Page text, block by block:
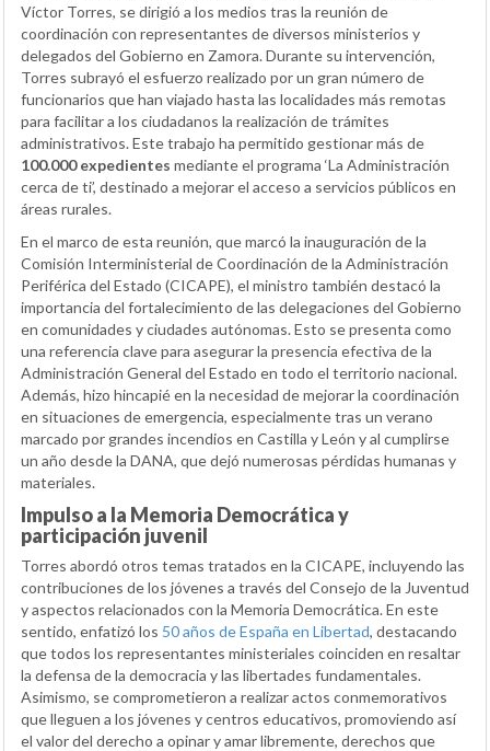
Víctor Torres, se dirigió a los medios tras la reunión de
coordinación con representantes de diversos ministerios y
delegados del Gobierno en Zamora. Durante su intervención,
Torres subrayó el esfuerzo realizado por un gran número de
funcionarios que han viajado hasta las localidades más remotas
para facilitar a los ciudadanos la realización de trámites
administrativos. Este trabajo ha permitido gestionar más de
100.000 expedientes mediante el programa ‘La Administración
cerca de ti’, destinado a mejorar el acceso a servicios públicos en
áreas rurales.
En el marco de esta reunión, que marcó la inauguración de la
Comisión Interministerial de Coordinación de la Administración
Periférica del Estado (CICAPE), el ministro también destacó la
importancia del fortalecimiento de las delegaciones del Gobierno
en comunidades y ciudades autónomas. Esto se presenta como
una referencia clave para asegurar la presencia efectiva de la
Administración General del Estado en todo el territorio nacional.
Además, hizo hincapié en la necesidad de mejorar la coordinación
en situaciones de emergencia, especialmente tras un verano
marcado por grandes incendios en Castilla y León y al cumplirse
un año desde la DANA, que dejó numerosas pérdidas humanas y
materiales.
Impulso a la Memoria Democrática y
participación juvenil
Torres abordó otros temas tratados en la CICAPE, incluyendo las
contribuciones de los jóvenes a través del Consejo de la Juventud
y aspectos relacionados con la Memoria Democrática. En este
sentido, enfatizó los 50 años de España en Libertad, destacando
que todos los representantes ministeriales coinciden en resaltar
la defensa de la democracia y las libertades fundamentales.
Asimismo, se comprometieron a realizar actos conmemorativos
que lleguen a los jóvenes y centros educativos, promoviendo así
el valor del derecho a opinar y amar libremente, derechos que